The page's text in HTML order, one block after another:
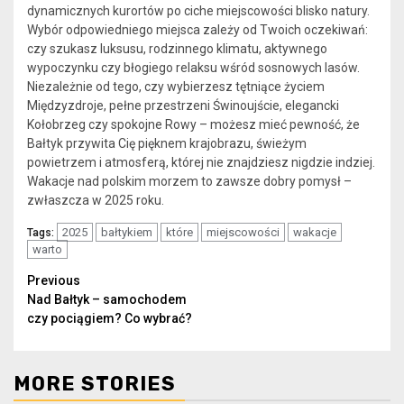
dynamicznych kurortów po ciche miejscowości blisko natury.
Wybór odpowiedniego miejsca zależy od Twoich oczekiwań:
czy szukasz luksusu, rodzinnego klimatu, aktywnego
wypoczynku czy błogiego relaksu wśród sosnowych lasów.
Niezależnie od tego, czy wybierzesz tętniące życiem
Międzyzdroje, pełne przestrzeni Świnoujście, elegancki
Kołobrzeg czy spokojne Rowy – możesz mieć pewność, że
Bałtyk przywita Cię pięknem krajobrazu, świeżym
powietrzem i atmosferą, której nie znajdziesz nigdzie indziej.
Wakacje nad polskim morzem to zawsze dobry pomysł –
zwłaszcza w 2025 roku.
Tags: 2025 bałtykiem które miejscowości
wakacje
warto
Continue
Reading
Previous
Nad Bałtyk – samochodem
czy pociągiem? Co wybrać?
MORE STORIES